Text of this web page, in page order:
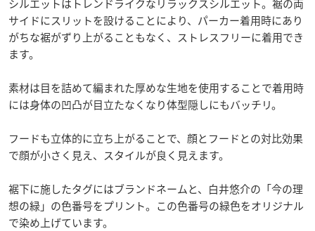
シルエットはトレンドライクなリラックスシルエット。裾の両
サイドにスリットを設けることにより、パーカー着用時にあり
がちな裾がずり上がることもなく、ストレスフリーに着用でき
ます。
素材は目を詰めて編まれた厚めな生地を使用することで着用時
には身体の凹凸が目立たなくなり体型隠しにもバッチリ。
フードも立体的に立ち上がることで、顔とフードとの対比効果
で顔が小さく見え、スタイルが良く見えます。
裾下に施したタグにはブランドネームと、白井悠介の「今の理
想の緑」の色番号をプリント。この色番号の緑色をオリジナル
で染め上げています。